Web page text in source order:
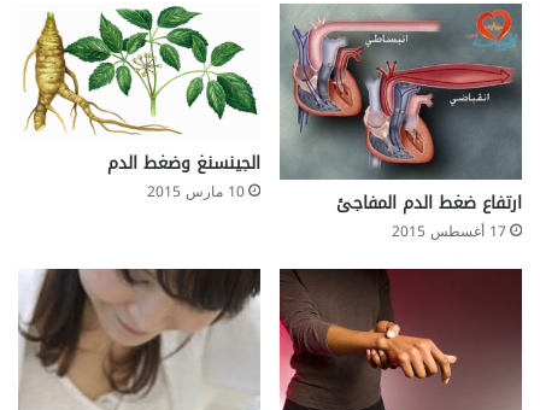
ارتفاع ضغط الدم المفاجئ
17 أغسطس 2015
الجينسنغ وضغط الدم
10 مارس 2015